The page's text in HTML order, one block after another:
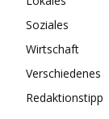
Soziales
Wirtschaft
Verschiedenes
Redaktionstipp